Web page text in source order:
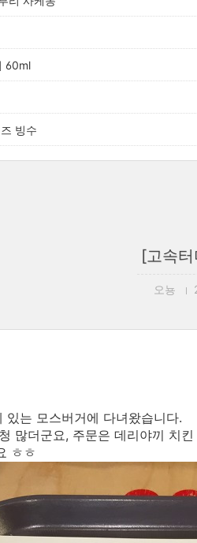
60ml
빙수
[고속
오뇽
있는 모스버거에 다녀왔습니다.
많더군요, 주문은 데리야끼 치
ㅎㅎ